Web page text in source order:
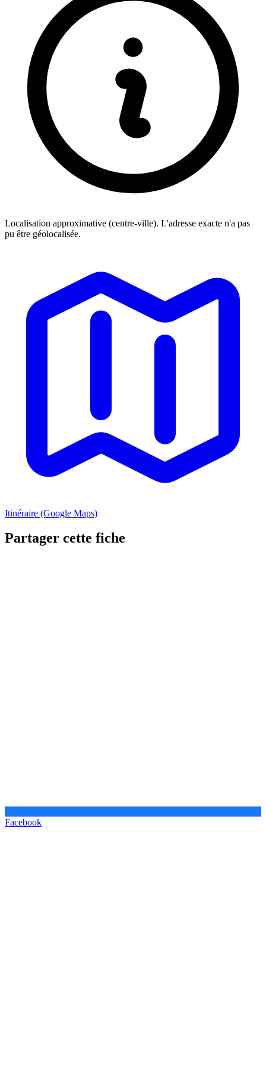
Localisation approximative (centre-ville). L'adresse exacte n'a pas
pu être géolocalisée.
Itinéraire (Google Maps)
Partager cette fiche
Facebook